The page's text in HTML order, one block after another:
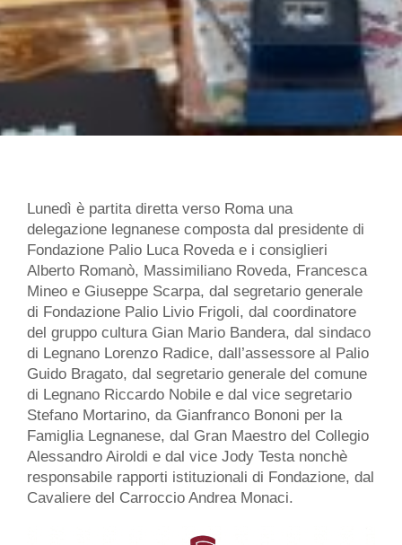
Lunedì è partita diretta verso Roma una
delegazione legnanese composta dal presidente di
Fondazione Palio Luca Roveda e i consiglieri
Alberto Romanò, Massimiliano Roveda, Francesca
Mineo e Giuseppe Scarpa, dal segretario generale
di Fondazione Palio Livio Frigoli, dal coordinatore
del gruppo cultura Gian Mario Bandera, dal sindaco
di Legnano Lorenzo Radice, dall’assessore al Palio
Guido Bragato, dal segretario generale del comune
di Legnano Riccardo Nobile e dal vice segretario
Stefano Mortarino, da Gianfranco Bononi per la
Famiglia Legnanese, dal Gran Maestro del Collegio
Alessandro Airoldi e dal vice Jody Testa nonchè
responsabile rapporti istituzionali di Fondazione, dal
Cavaliere del Carroccio Andrea Monaci.